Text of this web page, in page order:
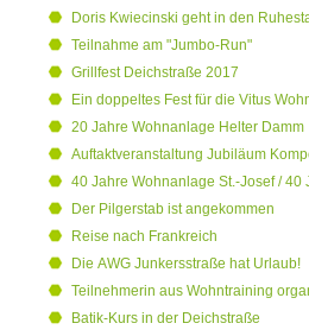
Doris Kwiecinski geht in den
Teilnahme am "Jumbo-Run"
Grillfest Deichstraße 2017
Ein doppeltes Fest für die Vitus
20 Jahre Wohnanlage Helter Damm
Auftaktveranstaltung Jubiläum
40 Jahre Wohnanlage St.-Josef / 40
Der Pilgerstab ist angekommen
Reise nach Frankreich
Die AWG Junkersstraße hat Urlaub!
Teilnehmerin aus Wohntraining
Batik-Kurs in der Deichstraße